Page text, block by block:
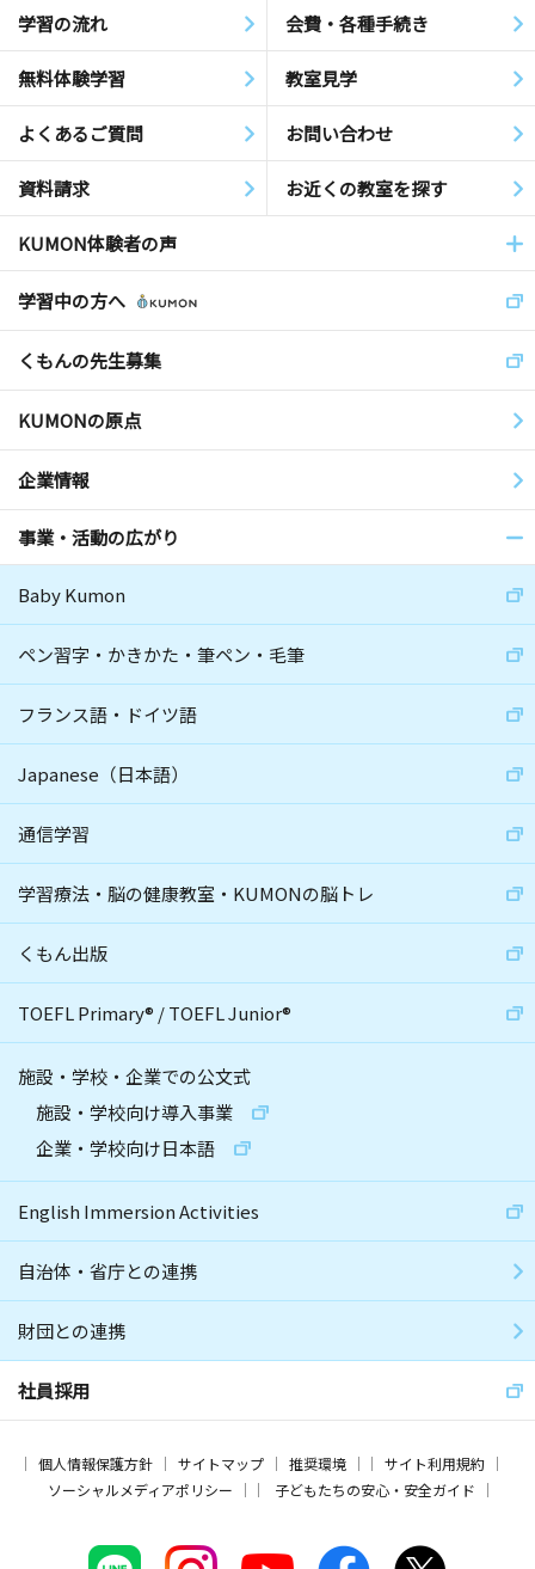
学習の流れ 会費・各種手続き
無料体験学習 教室見学
よくあるご質問 お問い合わせ
資料請求 お近くの教室を探す
KUMON体験者の声
学習中の方へ
くもんの先生募集
KUMONの原点
企業情報
事業・活動の広がり
Baby Kumon
ペン習字・かきかた・筆ペン・毛筆
フランス語・ドイツ語
Japanese（日本語）
通信学習
学習療法・脳の健康教室・KUMONの脳トレ
くもん出版
TOEFL Primary® /TOEFL Junior®
施設・学校・企業での公文式
施設・学校向け導入事業
企業・学校向け日本語
English Immersion Activities
自治体・省庁との連携
財団との連携
社員採用
個人情報保護方針 サイトマップ 推奨環境
サイト利用規約
ソーシャルメディアポリシー
子どもたちの安心・安全ガイド